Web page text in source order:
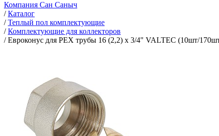
Компания Сан Саныч
/Каталог
/Теплый пол комплектующие
/Комплектующие для коллекторов
/Евроконус для PEX трубы 16 (2,2) х 3/4" VALTEC (10шт/